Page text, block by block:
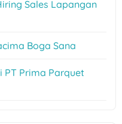
Sales Lapangan
Boga Sana
PT Prima Parquet